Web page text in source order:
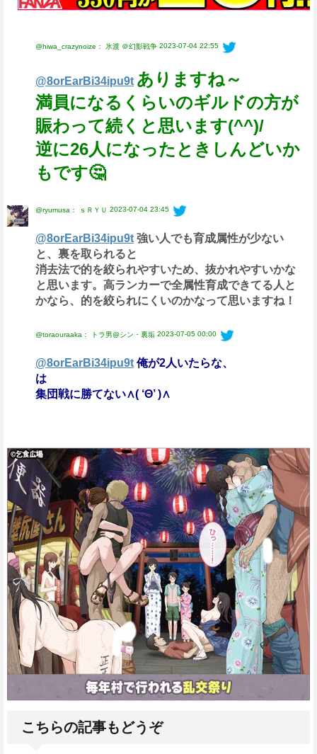
@hiwa_crazynoize： 氷渡 ＠幻影戦争 2023-07-04 22:55
@8orEarBi34ipu9t ありますね～
満員になるくらいのギルドの方が
賑わって続くと思います(^^)/
逆に26人になったときしんどいか
もです🤔
@ryumusa： ｓＲＹＵ 2023-07-04 23:45
@8orEarBi34ipu9t 強い人でも育成属性が少ない
と、裏を取られると
消去法で的を絞られやすいため、抜かれやすいかな
と思います。高ランカーで全属性育成できてる人と
かなら、的を絞られにくいのかなって思いますね！
@toraouraaka： トラ男@シン・裏垢 2023-07-05 00:00
@8orEarBi34ipu9t 俺が2人いたらな、
は
集団戦に勝てない∧( ‘Θ’ )∧
こちらの記事もどうぞ